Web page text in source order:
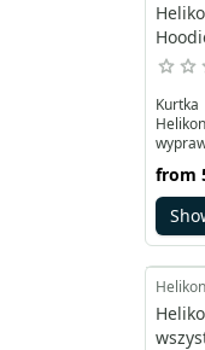
tylko
from